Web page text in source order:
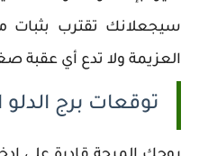
سيجعلانك تقترب
العزيمة ولا تدع أي عقبة
توقعات برج